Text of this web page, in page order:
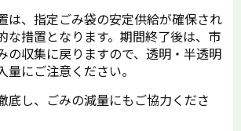
は、指定ごみ袋の安定供給が確保され
な措置となります。期間終了後は、市
の収集に戻りますので、透明・半透明
量にご注意ください。
底し、ごみの減量にもご協力くださ